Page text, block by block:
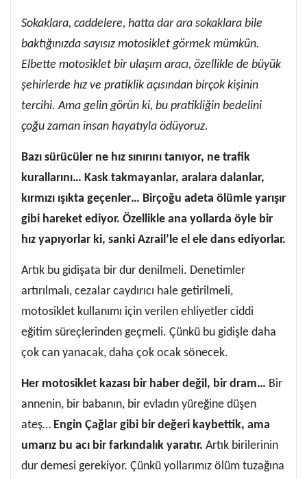
Sokaklara, caddelere, hatta dar ara sokaklara bile
baktığınızda sayısız motosiklet görmek mümkün.
Elbette motosiklet bir ulaşım aracı, özellikle de büyük
şehirlerde hız ve pratiklik açısından birçok kişinin
tercihi. Ama gelin görün ki, bu pratikliğin bedelini
çoğu zaman insan hayatıyla ödüyoruz.
Bazı sürücüler ne hız sınırını tanıyor, ne trafik
kurallarını… Kask takmayanlar, aralara dalanlar,
kırmızı ışıkta geçenler… Birçoğu adeta ölümle yarışır
gibi hareket ediyor. Özellikle ana yollarda öyle bir
hız yapıyorlar ki, sanki Azrail’le el ele dans ediyorlar.
Artık bu gidişata bir dur denilmeli. Denetimler
artırılmalı, cezalar caydırıcı hale getirilmeli,
motosiklet kullanımı için verilen ehliyetler ciddi
eğitim süreçlerinden geçmeli. Çünkü bu gidişle daha
çok can yanacak, daha çok ocak sönecek.
Her motosiklet kazası bir haber değil, bir dram… Bir
annenin, bir babanın, bir evladın yüreğine düşen
ateş… Engin Çağlar gibi bir değeri kaybettik, ama
umarız bu acı bir farkındalık yaratır. Artık birilerinin
dur demesi gerekiyor. Çünkü yollarımız ölüm tuzağına